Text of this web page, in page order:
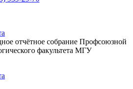
отчётное собрание Профсоюзной
факультета МГУ